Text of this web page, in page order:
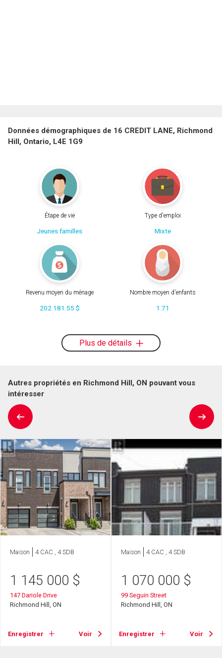
Données démographiques de 16 CREDIT LANE, Richmond
Hill, Ontario, L4E 1G9
Étape de vie
Jeunes familles
Type d'emploi
Mixte
Revenu moyen du ménage
202 181.55 $
Nombre moyen d'enfants
1.71
Plus de détails
Autres propriétés en Richmond Hill, ON pouvant vous
intéresser
Maison 4 CAC , 4 SDB
1 145 000 $
147 Dariole Drive
Richmond Hill, ON
Enregistrer Voir
Maison 4 CAC , 4 SDB
1 070 000 $
99 Seguin Street
Richmond Hill, ON
Enregistrer Voir